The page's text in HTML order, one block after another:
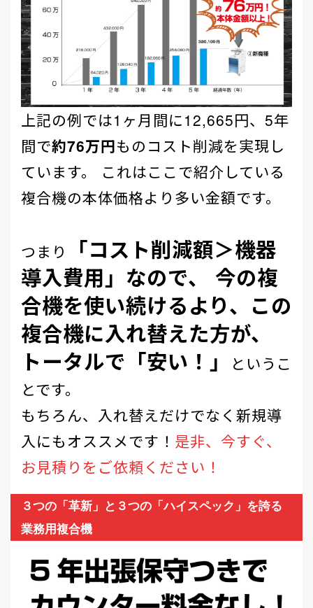
上記の例では1ヶ月間に12,665円、5年
間で約76万円ものコスト削減を実現し
ています。 これはここで紹介している
複合機の本体価格より多い金額です。
つまり
「コスト削減額＞機器
導入費用」なので、 今の複
合機を使い続けるより、この
複合機に入れ替えた方が、
トータルで「安い！」
というこ
とです。
もちろん、入れ替えだけでなく新規導
入にもオススメです！ 是非、今すぐ、
お見積りをご依頼ください！
３つの「革新」と３つの「ハイスペック」を誇る
業務用複合機